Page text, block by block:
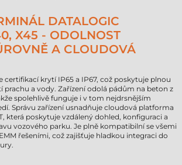
DATALOGIC
X45 - ODOLNOST
A CLOUDOVÁ
certifikací krytí IP65 a IP67, což poskytuje plnou
a vody. Zařízení odolá pádům na beton z
spolehlivě funguje i v tom nejdrsnějším
Správu zařízení usnadňuje cloudová platforma
která poskytuje vzdálený dohled, konfiguraci a
vozového parku. Je plně kompatibilní se všemi
řešeními, což zajišťuje hladkou integraci do